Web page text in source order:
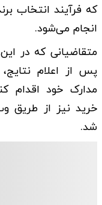
که فرآیند انتخاب
انجام می‌شود.
متقاضیانی که در
پس از اعلام
مدارک خود اقدام
خرید نیز از طریق
شد.